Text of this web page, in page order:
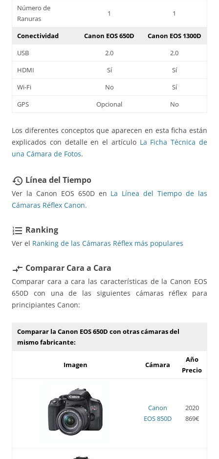
Número de
Ranuras
1 1
Conectividad Canon EOS 650D
Canon EOS 1300D
USB
2.0
2.0
HDMI
Sí
Sí
Wi-Fi
No
Sí
GPS
Opcional No
Los diferentes conceptos que aparecen en esta ficha están
explicados con detalle en el artículo La Ficha Técnica de
una Cámara de Fotos.
restore Línea del Tiempo
Ver la Canon EOS 650D en La Línea del Tiempo de las
Cámaras Réflex Canon.
format_list_numbered Ranking
Ver el Ranking de las Cámaras Réflex más populares
compare_arrows Comparar Cara a Cara
Comparar cara a cara las características de la Canon EOS
650D con una de las siguientes cámaras réflex para
principiantes Canon:
Comparar la Canon EOS 650D con otras cámaras del
mismo fabricante:
Imagen Cámara
Año
Precio
Canon
EOS 850D
2020
869€